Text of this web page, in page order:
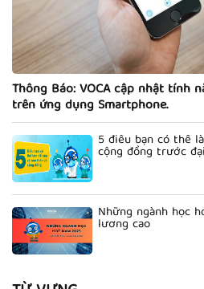
Thông Báo: VOCA cập nhật tính
trên ứng dụng Smartphone.
5 điều bạn có thể
cộng đồng trước
Những ngành học
lương cao